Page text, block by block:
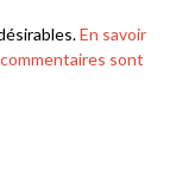
En savoir
sont